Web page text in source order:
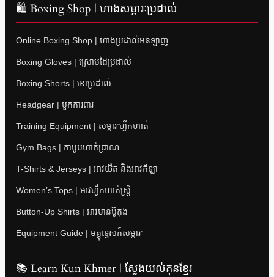
🛍 Boxing Shop | ហាងសម្ភារៈប្រដាល់
Online Boxing Shop | ហាងប្រដាល់អនឡាញ
Boxing Gloves | ស្រោមដៃប្រដាល់
Boxing Shorts | ខោប្រដាល់
Headgear | មួកការពារ
Training Equipment | សម្ភារៈហ្វឹកហាត់
Gym Bags | កាបូបហាត់ប្រាណ
T-Shirts & Jerseys | អាវយឺត និងអាវកីឡា
Women’s Tops | អាវហ្វឹកហាត់ស្ត្រី
Button-Up Shirts | អាវមានប៊ូតុង
Equipment Guide | មគ្គុទ្ទេសក៍សម្ភារៈ
📚 Learn Kun Khmer | ស្វែងយល់គុនខ្មែរ